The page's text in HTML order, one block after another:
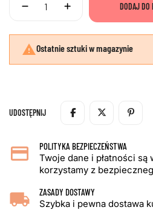
DODAJ DO
Ostatnie sztuki w magazynie
UDOSTĘPNIJ
POLITYKA BEZPIECZEŃSTWA
Twoje dane i płatności są
korzystamy z
ZASADY DOSTAWY
Szybka i pewna dostawa